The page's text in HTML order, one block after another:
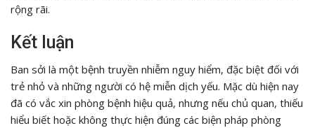
rộng rãi.
Kết luận
Ban sởi là một bệnh truyền nhiễm nguy hiểm, đặc biệt đối với
trẻ nhỏ và những người có hệ miễn dịch yếu. Mặc dù hiện nay
đã có vắc xin phòng bệnh hiệu quả, nhưng nếu chủ quan, thiếu
hiểu biết hoặc không thực hiện đúng các biện pháp phòng